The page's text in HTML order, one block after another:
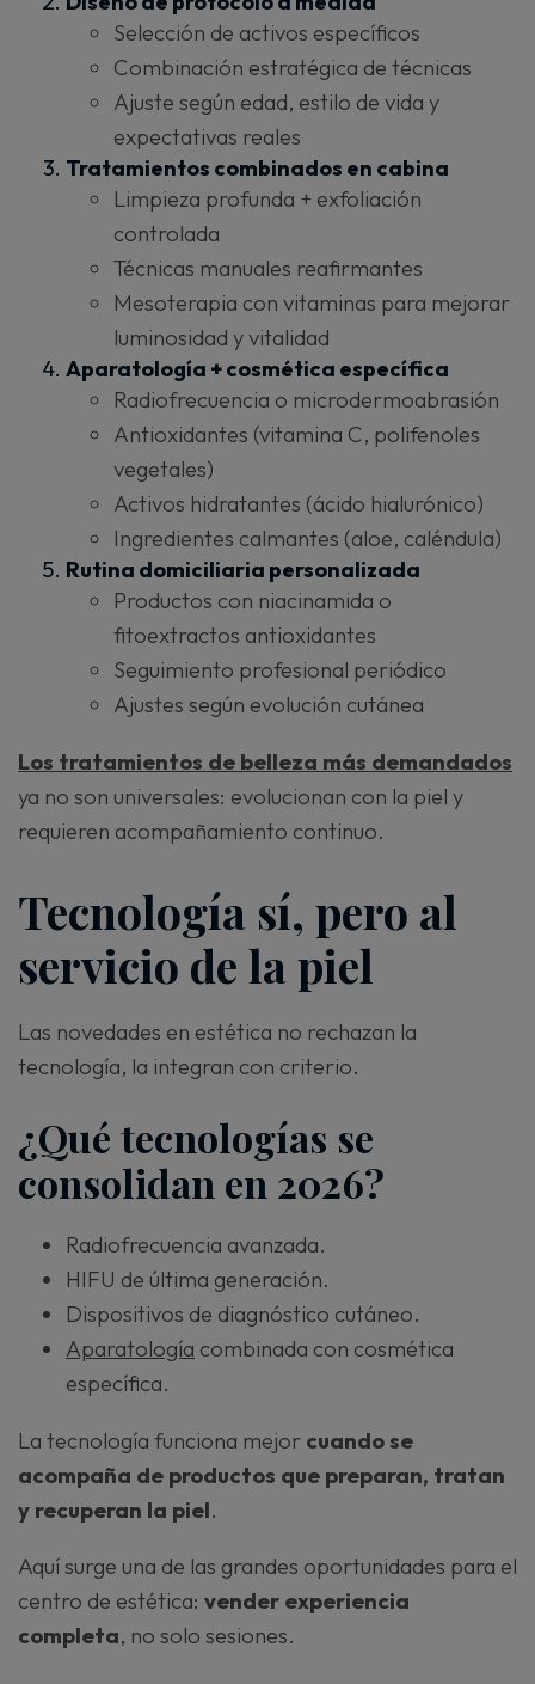
Selección de activos específicos
Combinación estratégica de técnicas
Ajuste según edad, estilo de vida y
expectativas reales
Tratamientos combinados en cabina
Limpieza profunda + exfoliación
controlada
Técnicas manuales reafirmantes
Mesoterapia con vitaminas para mejorar
luminosidad y vitalidad
Aparatología + cosmética específica
Radiofrecuencia o microdermoabrasión
Antioxidantes (vitamina C, polifenoles
vegetales)
Activos hidratantes (ácido hialurónico)
Ingredientes calmantes (aloe, caléndula)
Rutina domiciliaria personalizada
Productos con niacinamida o
fitoextractos antioxidantes
Seguimiento profesional periódico
Ajustes según evolución cutánea
Los tratamientos de belleza más demandados
ya no son universales: evolucionan con la piel y
requieren acompañamiento continuo.
Tecnología sí, pero al
servicio de la piel
Las novedades en estética no rechazan la
tecnología, la integran con criterio.
¿Qué tecnologías se
consolidan en 2026?
Radiofrecuencia avanzada.
HIFU de última generación.
Dispositivos de diagnóstico cutáneo.
Aparatología combinada con cosmética
específica.
La tecnología funciona mejor cuando se
acompaña de productos que preparan, tratan
y recuperan la piel.
Aquí surge una de las grandes oportunidades para el
centro de estética: vender experiencia
completa, no solo sesiones.